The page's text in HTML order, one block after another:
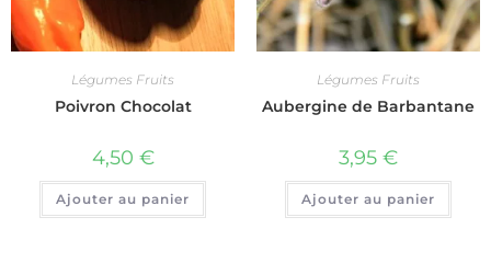
Légumes Fruits
Poivron Chocolat
4,50 €
Ajouter au panier
Légumes Fruits
Aubergine de Barbantane
3,95 €
Ajouter au panier